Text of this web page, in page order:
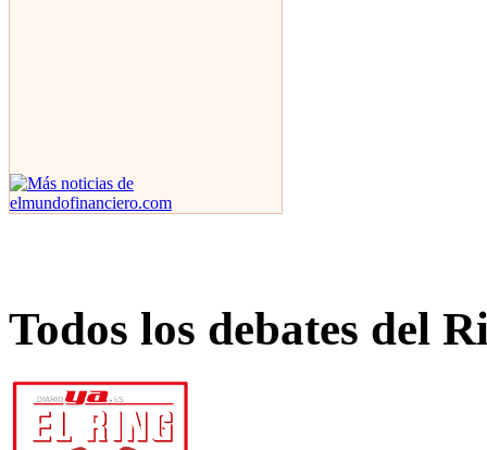
Todos los debates del